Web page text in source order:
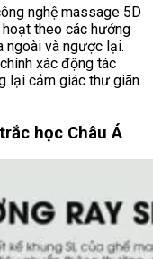
nghệ massage 5D
theo các hướng
ngoài và ngược lại.
xác động tác
lại cảm giác thư giãn
học Châu Á